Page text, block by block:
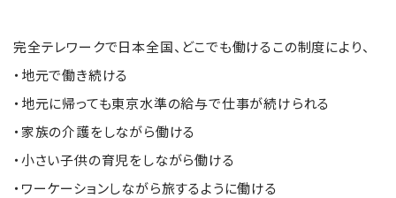
完全テレワークで日本全国、どこでも働けるこの制度により、
・地元で働き続ける
・地元に帰っても東京水準の給与で仕事が続けられる
・家族の介護をしながら働ける
・小さい子供の育児をしながら働ける
・ワーケーションしながら旅するように働ける